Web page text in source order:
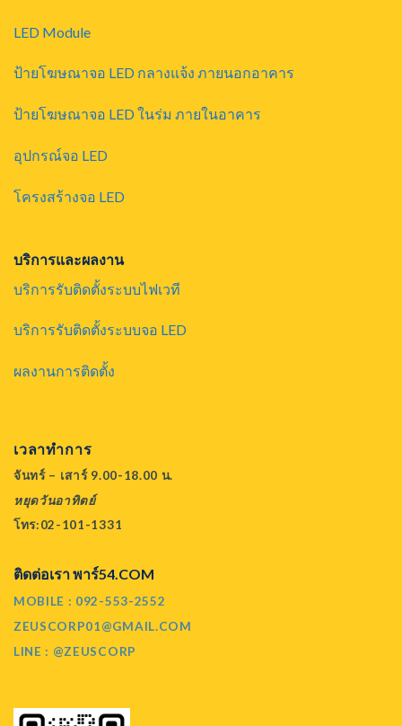
LED Module
ป้ายโฆษณาจอ LED กลางแจ้ง ภายนอกอาคาร
ป้ายโฆษณาจอ LED ในร่ม ภายในอาคาร
อุปกรณ์จอ LED
โครงสร้างจอ LED
บริการและผลงาน
บริการรับติดตั้งระบบไฟเวที
บริการรับติดตั้งระบบจอ LED
ผลงานการติดตั้ง
เวลาทำการ
จันทร์ – เสาร์ 9.00-18.00 น.
หยุดวันอาทิตย์
โทร:02-101-1331
ติดต่อเรา พาร์54.COM
MOBILE : 092-553-2552
ZEUSCORP01@GMAIL.COM
LINE : @ZEUSCORP